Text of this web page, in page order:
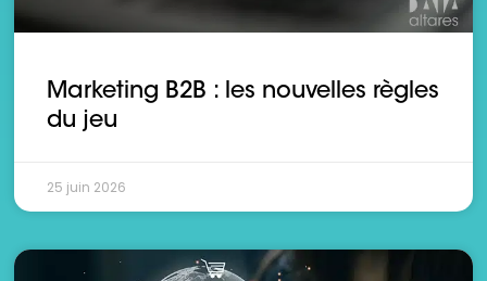
Marketing B2B : les nouvelles règles
du jeu
25 juin 2026